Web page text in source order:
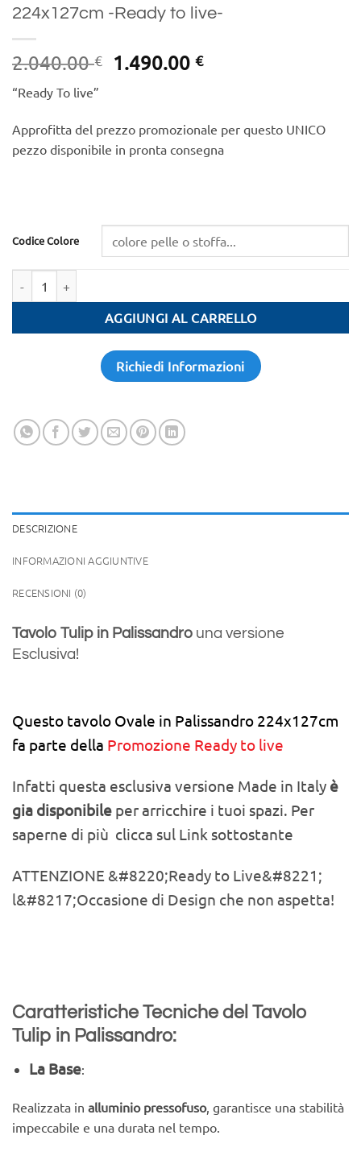
224x127cm -Ready to live-
2.040.00€
Original
2.040.00 €.
1.490.00€Current
1.490.00 €.
“Ready To live”
Approfitta del prezzo promozionale per questo UNICO
pezzo disponibile in pronta consegna
Codice Colore
AGGIUNGI AL CARRELLO
Richiedi Informazioni
DESCRIZIONE
INFORMAZIONI AGGIUNTIVE
RECENSIONI (0)
Tavolo Tulip in Palissandro una versione
Esclusiva!
Questo tavolo Ovale in Palissandro 224x127cm
fa parte della Promozione Ready to live
Infatti questa esclusiva versione Made in Italy è
gia disponibile per arricchire i tuoi spazi. Per
saperne di più clicca sul Link sottostante
ATTENZIONE &#8220;Ready to Live&#8221;
l&#8217;Occasione di Design che non aspetta!
Caratteristiche Tecniche del Tavolo
Tulip in Palissandro:
La Base:
Realizzata in alluminio pressofuso, garantisce una stabilità
impeccabile e una durata nel tempo.